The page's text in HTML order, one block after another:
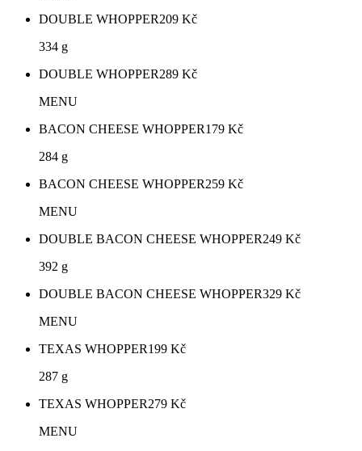
DOUBLE WHOPPER209 Kč
334 g
DOUBLE WHOPPER289 Kč
MENU
BACON CHEESE WHOPPER179 Kč
284 g
BACON CHEESE WHOPPER259 Kč
MENU
DOUBLE BACON CHEESE WHOPPER249 Kč
392 g
DOUBLE BACON CHEESE WHOPPER329 Kč
MENU
TEXAS WHOPPER199 Kč
287 g
TEXAS WHOPPER279 Kč
MENU